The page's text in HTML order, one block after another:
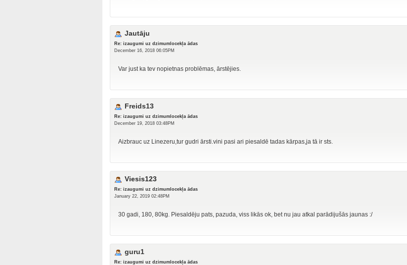
Jautāju
Re: izaugumi uz dzimumlocekļa ādas
December 16, 2018 06:05PM
Var just ka tev nopietnas problēmas, ārstējies.
Freids13
Re: izaugumi uz dzimumlocekļa ādas
December 19, 2018 03:48PM
Aizbrauc uz Linezeru,tur gudri ārsti.vini pasi ari piesaldē tadas kārpas,ja tā ir sts.
Viesis123
Re: izaugumi uz dzimumlocekļa ādas
January 22, 2019 02:48PM
30 gadi, 180, 80kg. Piesaldēju pats, pazuda, viss likās ok, bet nu jau atkal parādijušās jaunas :/
guru1
Re: izaugumi uz dzimumlocekļa ādas